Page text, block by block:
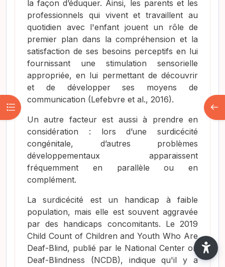
Abrir índice del curso
la façon d’éduquer. Ainsi, les parents et les
professionnels qui vivent et travaillent au
quotidien avec l'enfant jouent un rôle de
premier plan dans la compréhension et la
satisfaction de ses besoins perceptifs en lui
fournissant une stimulation sensorielle
appropriée, en lui permettant de découvrir
et de développer ses moyens de
communication (Lefebvre et al., 2016).
Un autre facteur est aussi à prendre en
considération : lors d’une surdicécité
congénitale, d’autres problèmes
développementaux apparaissent
fréquemment en parallèle ou en
complément.
La surdicécité est un handicap à faible
population, mais elle est souvent aggravée
par des handicaps concomitants. Le 2019
Child Count of Children and Youth Who Are
Deaf-Blind, publié par le National Center on
Deaf-Blindness (NCDB), indique qu'il y a